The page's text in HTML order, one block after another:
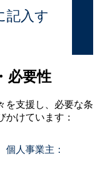
記入す
必要性
を支援し、必要な条
けています：
個人事業主：